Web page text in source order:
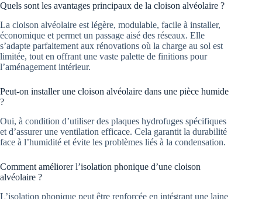
Quels sont les avantages principaux de la cloison alvéolaire ?
La cloison alvéolaire est légère, modulable, facile à installer,
économique et permet un passage aisé des réseaux. Elle
s’adapte parfaitement aux rénovations où la charge au sol est
limitée, tout en offrant une vaste palette de finitions pour
l’aménagement intérieur.
Peut-on installer une cloison alvéolaire dans une pièce humide
?
Oui, à condition d’utiliser des plaques hydrofuges spécifiques
et d’assurer une ventilation efficace. Cela garantit la durabilité
face à l’humidité et évite les problèmes liés à la condensation.
Comment améliorer l’isolation phonique d’une cloison
alvéolaire ?
L’isolation phonique peut être renforcée en intégrant une laine